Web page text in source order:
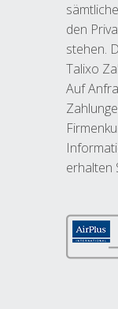
den
stehen.
Talixo
Auf
erhalten